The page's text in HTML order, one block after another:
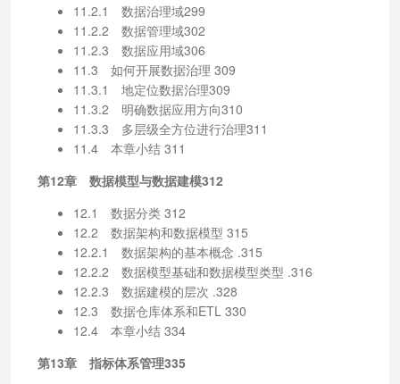
11.2.1 数据治理域299
11.2.2 数据管理域302
11.2.3 数据应用域306
11.3 如何开展数据治理 309
11.3.1 地定位数据治理309
11.3.2 明确数据应用方向310
11.3.3 多层级全方位进行治理311
11.4 本章小结 311
第12章 数据模型与数据建模312
12.1 数据分类 312
12.2 数据架构和数据模型 315
12.2.1 数据架构的基本概念 .315
12.2.2 数据模型基础和数据模型类型 .316
12.2.3 数据建模的层次 .328
12.3 数据仓库体系和ETL 330
12.4 本章小结 334
第13章 指标体系管理335